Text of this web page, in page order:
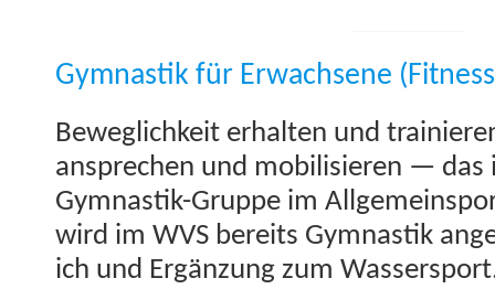
Gymnastik für Erwachsene
Beweglichkeit erhal­ten und
ansprechen und mobil­isieren — das
Gym­nas­tik-Gruppe im
wird im WVS bere­its Gym­nas­tik
ich und Ergänzung zum